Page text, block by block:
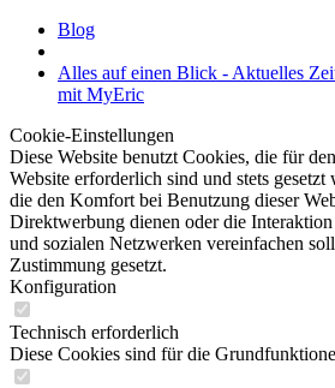
Blog
Alles auf einen Blick - Aktuelles
mit MyEric
Cookie-Einstellungen
Diese Website benutzt Cookies, die für
Website erforderlich sind und stets
die den Komfort bei Benutzung dieser
Direktwerbung dienen oder die Interaktion
und sozialen Netzwerken vereinfachen
Zustimmung gesetzt.
Konfiguration
Technisch erforderlich
Diese Cookies sind für die